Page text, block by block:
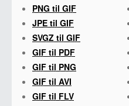
PNG til GIF
JPE til GIF
SVGZ til GIF
GIF til PDF
GIF til PNG
GIF til AVI
GIF til FLV